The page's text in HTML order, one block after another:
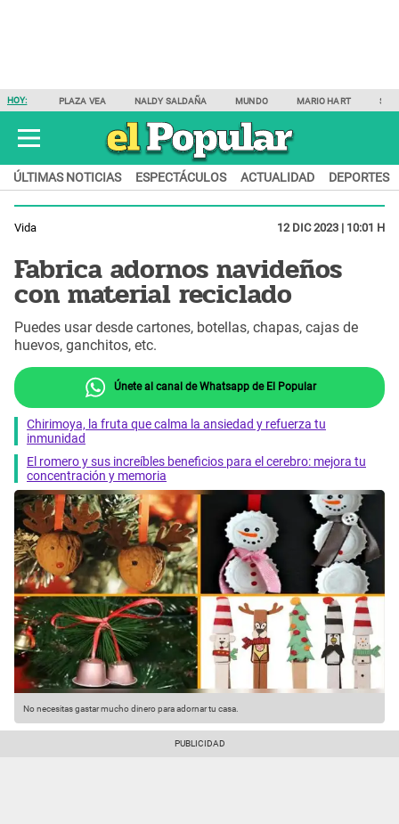
HOY: PLAZA VEA NALDY SALDAÑA MUNDO MARIO HART
ÚLTIMAS NOTICIAS ESPECTÁCULOS ACTUALIDAD DEPORTES
Vida 12 DIC 2023 | 10:01 H
Fabrica adornos navideños
con material reciclado
Puedes usar desde cartones, botellas, chapas, cajas de
huevos, ganchitos, etc.
Únete al canal de Whatsapp de El Popular
Chirimoya, la fruta que calma la ansiedad y refuerza tu
inmunidad
El romero y sus increíbles beneficios para el cerebro: mejora tu
concentración y memoria
No necesitas gastar mucho dinero para adornar tu casa.